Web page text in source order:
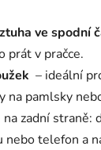
ve spodní
prát v pračce.
– ideální
na pamlsky
na zadní straně:
nebo telefon a